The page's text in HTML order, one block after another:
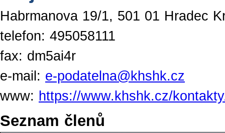
Habrmanova 19/1, 501 01 Hradec
telefon: 495058111
fax: dm5ai4r
e-mail: e-podatelna@khshk.cz
www: https://www.khshk.cz/
Seznam členů